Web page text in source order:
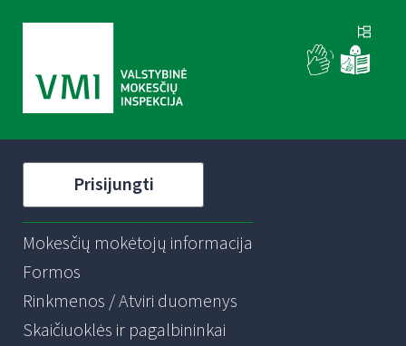
Prisijungti
Mokesčių mokėtojų informacija
Formos
Rinkmenos / Atviri duomenys
Skaičiuoklės ir pagalbininkai